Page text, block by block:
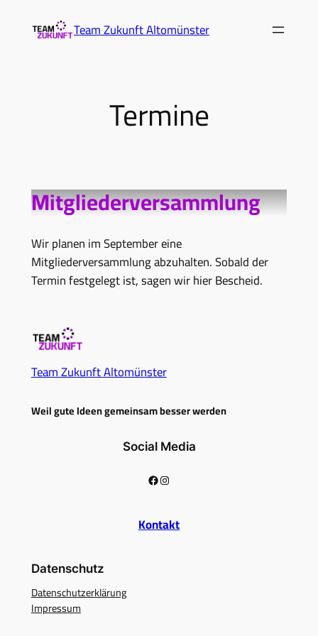
Inhalt
Team Zukunft Altomünster
Termine
Mitgliederversammlung
Wir planen im September eine
Mitgliederversammlung abzuhalten. Sobald der
Termin festgelegt ist, sagen wir hier Bescheid.
Team Zukunft Altomünster
Weil gute Ideen gemeinsam besser werden
Social Media
Facebook Instagram
Kontakt
Datenschutz
Datenschutzerklärung
Impressum